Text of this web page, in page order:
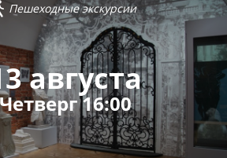
Пешеходные экскурсии
августа
16:00